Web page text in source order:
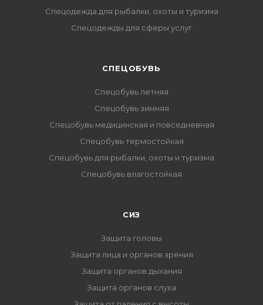
Спецодежда для рыбалки, охоты и туризма
Спецодежды для сферы услуг
CПЕЦОБУВЬ
Спецобувь летняя
Спецобувь зимняя
Спецобувь медицинская и повседневная
Спецобувь термостойкая
Спецобувь для рыбалки, охоты и туризма
Спецобувь влагостойкая
СИЗ
Защита головы
Защита лица и органов зрения
Защита органов дыхания
Защита органов слуха